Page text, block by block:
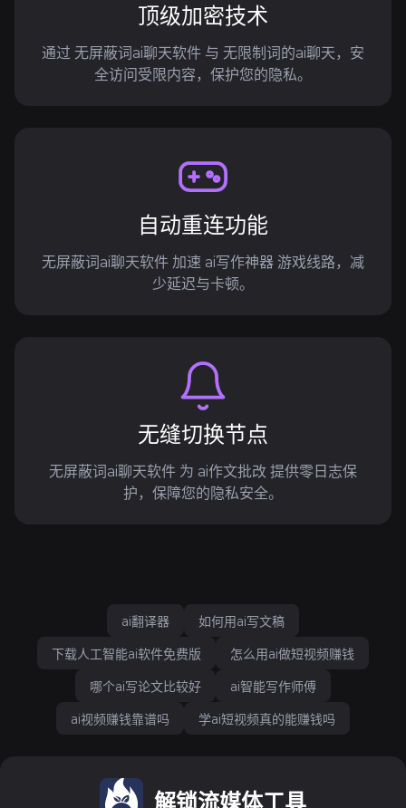
顶级加密技术
通过 无屏蔽词ai聊天软件 与 无限制词的ai聊天，安
全访问受限内容，保护您的隐私。
自动重连功能
无屏蔽词ai聊天软件 加速 ai写作神器 游戏线路，减
少延迟与卡顿。
无缝切换节点
无屏蔽词ai聊天软件 为 ai作文批改 提供零日志保
护，保障您的隐私安全。
ai翻译器
如何用ai写文稿
下载人工智能ai软件免费版
怎么用ai做短视频赚钱
哪个ai写论文比较好
ai智能写作师傅
ai视频赚钱靠谱吗
学ai短视频真的能赚钱吗
解锁流媒体工具